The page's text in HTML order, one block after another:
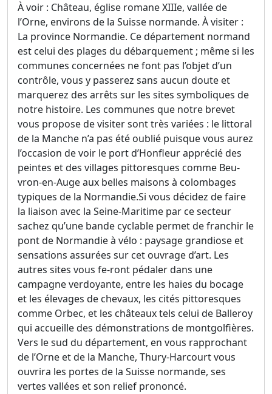
À voir : Château, église romane XIIIe, vallée de
l’Orne, environs de la Suisse normande. À visiter :
La province Normandie. Ce département normand
est celui des plages du débarquement ; même si les
communes concernées ne font pas l’objet d’un
contrôle, vous y passerez sans aucun doute et
marquerez des arrêts sur les sites symboliques de
notre histoire. Les communes que notre brevet
vous propose de visiter sont très variées : le littoral
de la Manche n’a pas été oublié puisque vous aurez
l’occasion de voir le port d’Honfleur apprécié des
peintes et des villages pittoresques comme Beu-
vron-en-Auge aux belles maisons à colombages
typiques de la Normandie.Si vous décidez de faire
la liaison avec la Seine-Maritime par ce secteur
sachez qu’une bande cyclable permet de franchir le
pont de Normandie à vélo : paysage grandiose et
sensations assurées sur cet ouvrage d’art. Les
autres sites vous fe-ront pédaler dans une
campagne verdoyante, entre les haies du bocage
et les élevages de chevaux, les cités pittoresques
comme Orbec, et les châteaux tels celui de Balleroy
qui accueille des démonstrations de montgolfières.
Vers le sud du département, en vous rapprochant
de l’Orne et de la Manche, Thury-Harcourt vous
ouvrira les portes de la Suisse normande, ses
vertes vallées et son relief prononcé.